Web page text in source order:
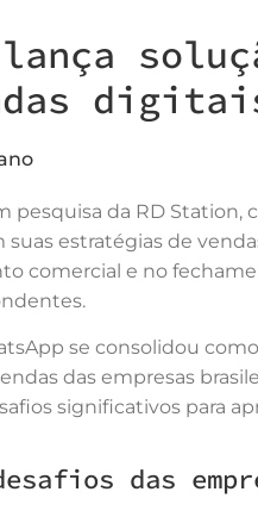
lança
pesquisa da RD Station,
estratégias de
comercial e no
se consolidou
das empresas
significativos para
das